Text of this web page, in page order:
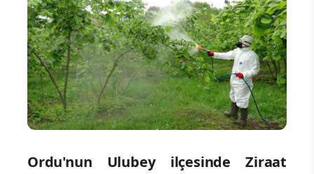
Ordu'nun Ulubey ilçesinde Ziraat